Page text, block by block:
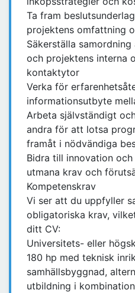
Ta fram
projektens omfattning
Säkerställa
och projektens interna
kontaktytor
Verka för
informationsutbyte
Arbeta självständigt
andra för att lotsa
framåt i nödvändiga
Bidra till innovation
utmana krav och
Kompetenskrav
Vi ser att du uppfyller
obligatoriska krav,
ditt CV:
Universitets- eller
180 hp med teknisk
samhällsbyggnad,
utbildning i